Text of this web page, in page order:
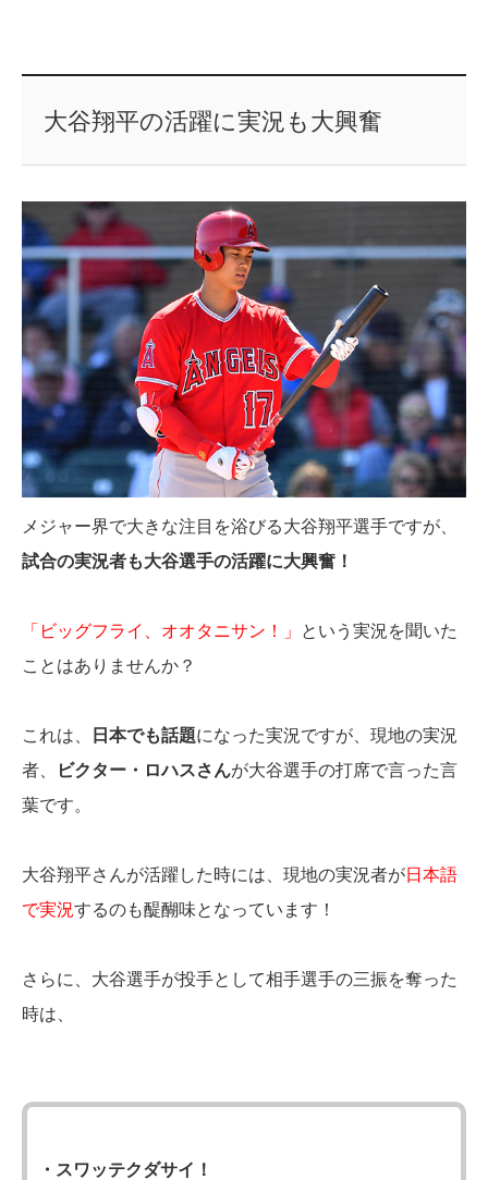
大谷翔平の活躍に実況も大興奮
メジャー界で大きな注目を浴びる大谷翔平選手ですが、
試合の実況者も大谷選手の活躍に大興奮！
「ビッグフライ、オオタニサン！」
という実況を聞いた
ことはありませんか？
これは、 日本でも話題になった実況ですが、現地の実況
者、
ビクター・ロハスさんが大谷選手の打席で言った言
葉です。
大谷翔平さんが活躍した時には、現地の実況者が日本語
で実況するのも醍醐味となっています！
さらに、大谷選手が投手として相手選手の三振を奪った
時は、
・スワッテクダサイ！